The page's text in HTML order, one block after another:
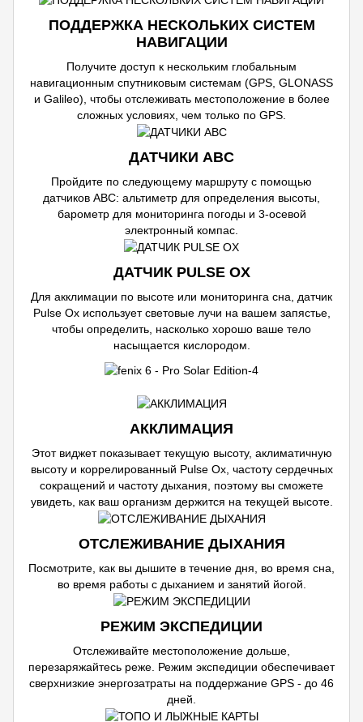
ПОДДЕРЖКА НЕСКОЛЬКИХ СИСТЕМ
НАВИГАЦИИ
Получите доступ к нескольким глобальным
навигационным спутниковым системам (GPS, GLONASS
и Galileo), чтобы отслеживать местоположение в более
сложных условиях, чем только по GPS.
ДАТЧИКИ ABC
Пройдите по следующему маршруту с помощью
датчиков ABC: альтиметр для определения высоты,
барометр для мониторинга погоды и 3-осевой
электронный компас.
ДАТЧИК PULSE OX
Для акклимации по высоте или мониторинга сна, датчик
Pulse Ox использует световые лучи на вашем запястье,
чтобы определить, насколько хорошо ваше тело
насыщается кислородом.
АККЛИМАЦИЯ
Этот виджет показывает текущую высоту, аклиматичную
высоту и коррелированный Pulse Ox, частоту сердечных
сокращений и частоту дыхания, поэтому вы сможете
увидеть, как ваш организм держится на текущей высоте.
ОТСЛЕЖИВАНИЕ ДЫХАНИЯ
Посмотрите, как вы дышите в течение дня, во время сна,
во время работы с дыханием и занятий йогой.
РЕЖИМ ЭКСПЕДИЦИИ
Отслеживайте местоположение дольше,
перезаряжайтесь реже. Режим экспедиции обеспечивает
сверхнизкие энергозатраты на поддержание GPS - до 46
дней.